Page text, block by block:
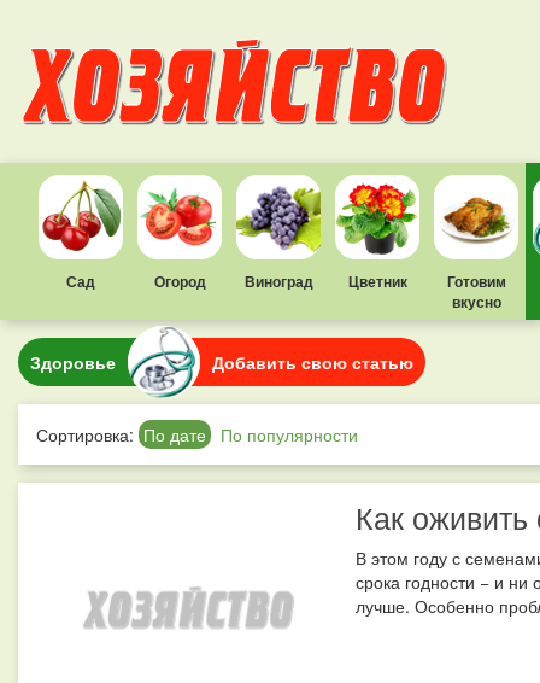
Сад Огород Виноград Цветник
Готовим
вкусно
Здоровье Добавить свою статью
Сортировка: По дате По популярности
Как
В этом году с
срока годности − и
лучше. Особенно